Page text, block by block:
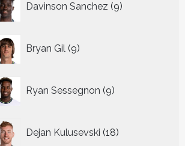
Davinson Sanchez 9
producten
Bryan Gil 9
producten
Ryan Sessegnon 9
producten
Dejan Kulusevski 18
producten